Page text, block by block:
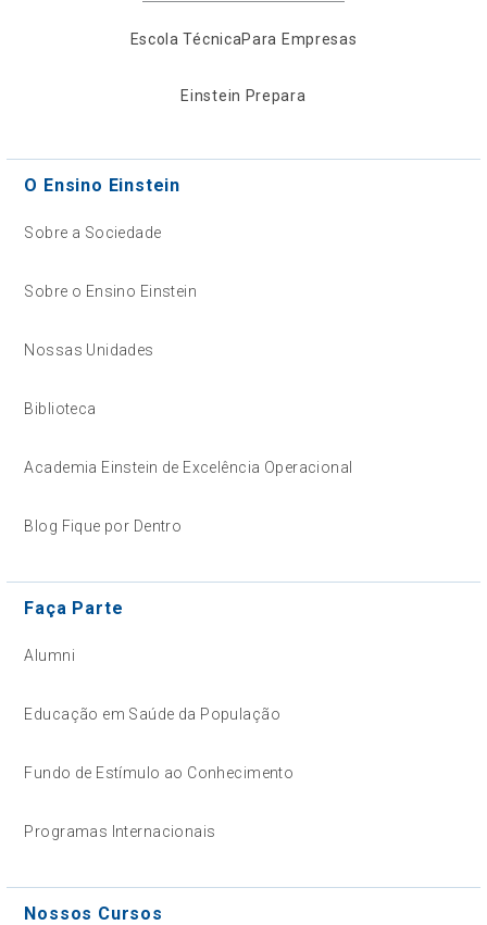
Escola TécnicaPara Empresas
Einstein Prepara
O Ensino Einstein
Sobre a Sociedade
Sobre o Ensino Einstein
Nossas Unidades
Biblioteca
Academia Einstein de Excelência Operacional
Blog Fique por Dentro
Faça Parte
Alumni
Educação em Saúde da População
Fundo de Estímulo ao Conhecimento
Programas Internacionais
Nossos Cursos